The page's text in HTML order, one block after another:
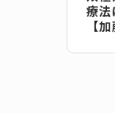
療法
【